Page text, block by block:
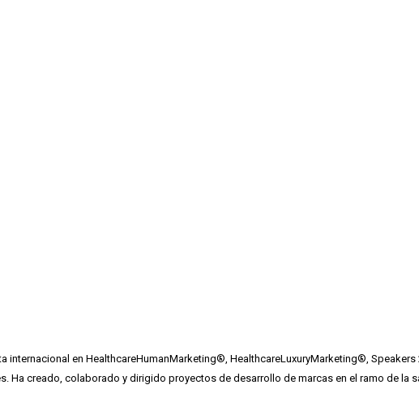
internacional en HealthcareHumanMarketing®, HealthcareLuxuryMarketing®,
Ha creado, colaborado y dirigido proyectos de desarrollo de marcas en el ramo de la